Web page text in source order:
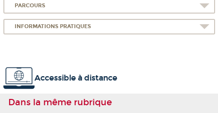
PARCOURS
INFORMATIONS PRATIQUES
Accessible à distance
Dans la même rubrique